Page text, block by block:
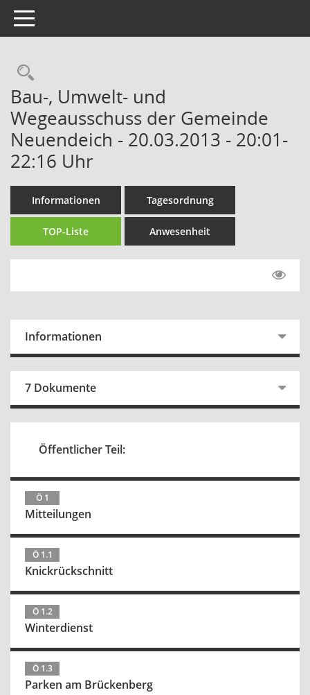
Toggle navigation
Rechercheauswahl
Bau-, Umwelt- und
Wegeausschuss der Gemeinde
Neuendeich - 20.03.2013 - 20:01-
22:16 Uhr
Informationen Tagesordnung
TOP-Liste Anwesenheit
Informationen
7 Dokumente
Öffentlicher Teil:
Ö 1
Mitteilungen
Ö 1.1
Knickrückschnitt
Ö 1.2
Winterdienst
Ö 1.3
Parken am Brückenberg